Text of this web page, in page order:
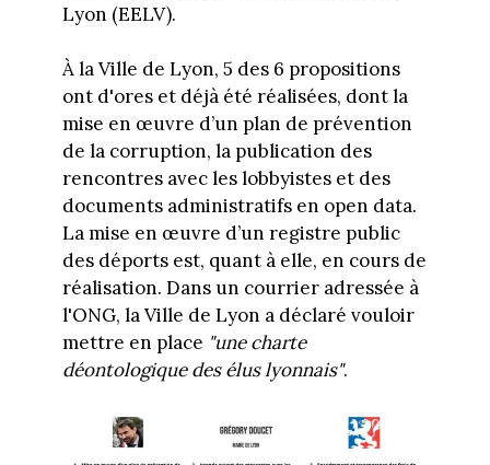
Lyon (EELV).
À la Ville de Lyon, 5 des 6 propositions
ont d'ores et déjà été réalisées, dont la
mise en œuvre d’un plan de prévention
de la corruption, la publication des
rencontres avec les lobbyistes et des
documents administratifs en open data.
La mise en œuvre d’un registre public
des déports est, quant à elle, en cours de
réalisation. Dans un courrier adressée à
l'ONG, la Ville de Lyon a déclaré vouloir
mettre en place "une charte
déontologique des élus lyonnais".